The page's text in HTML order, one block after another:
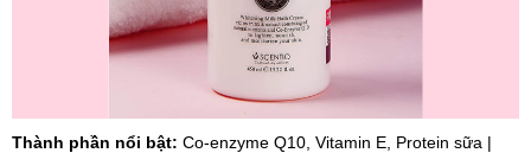
Thành phần nổi bật: Co-enzyme Q10, Vitamin E, Protein sữa |